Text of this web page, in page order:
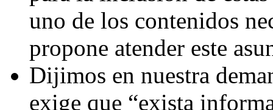
uno de los contenidos
propone atender este
Dijimos en nuestra
exige que “exista